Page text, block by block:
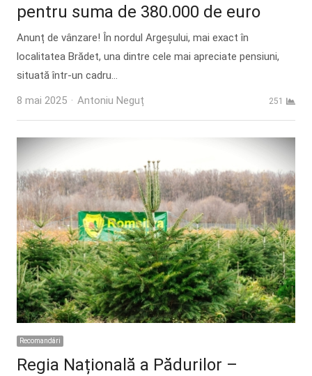
pentru suma de 380.000 de euro
Anunț de vânzare! În nordul Argeșului, mai exact în
localitatea Brădet, una dintre cele mai apreciate pensiuni,
situată într-un cadru…
8 mai 2025
Author
Antoniu Neguț 251
Recomandări
Regia Națională a Pădurilor –